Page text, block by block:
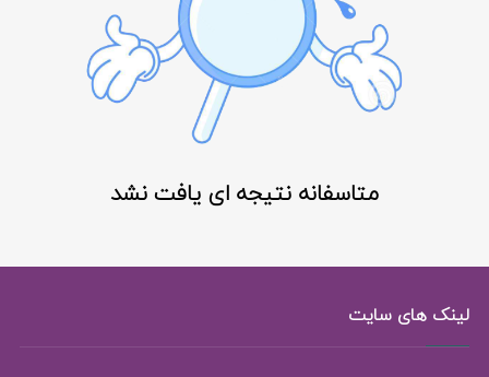
متاسفانه نتیجه ای یافت نشد
لینک های سایت